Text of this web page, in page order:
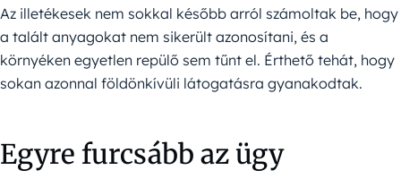
Az illetékesek nem sokkal később arról számoltak be, hogy
a talált anyagokat nem sikerült azonosítani, és a
környéken egyetlen repülő sem tűnt el. Érthető tehát, hogy
sokan azonnal földönkívüli látogatásra gyanakodtak.
Egyre furcsább az ügy